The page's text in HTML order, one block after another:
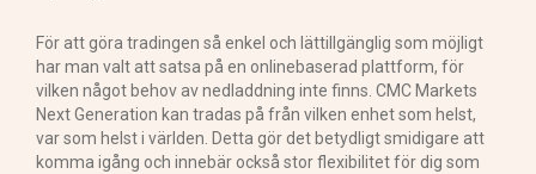
För att göra tradingen så enkel och lättillgänglig som möjligt
har man valt att satsa på en onlinebaserad plattform, för
vilken något behov av nedladdning inte finns. CMC Markets
Next Generation kan tradas på från vilken enhet som helst,
var som helst i världen. Detta gör det betydligt smidigare att
komma igång och innebär också stor flexibilitet för dig som